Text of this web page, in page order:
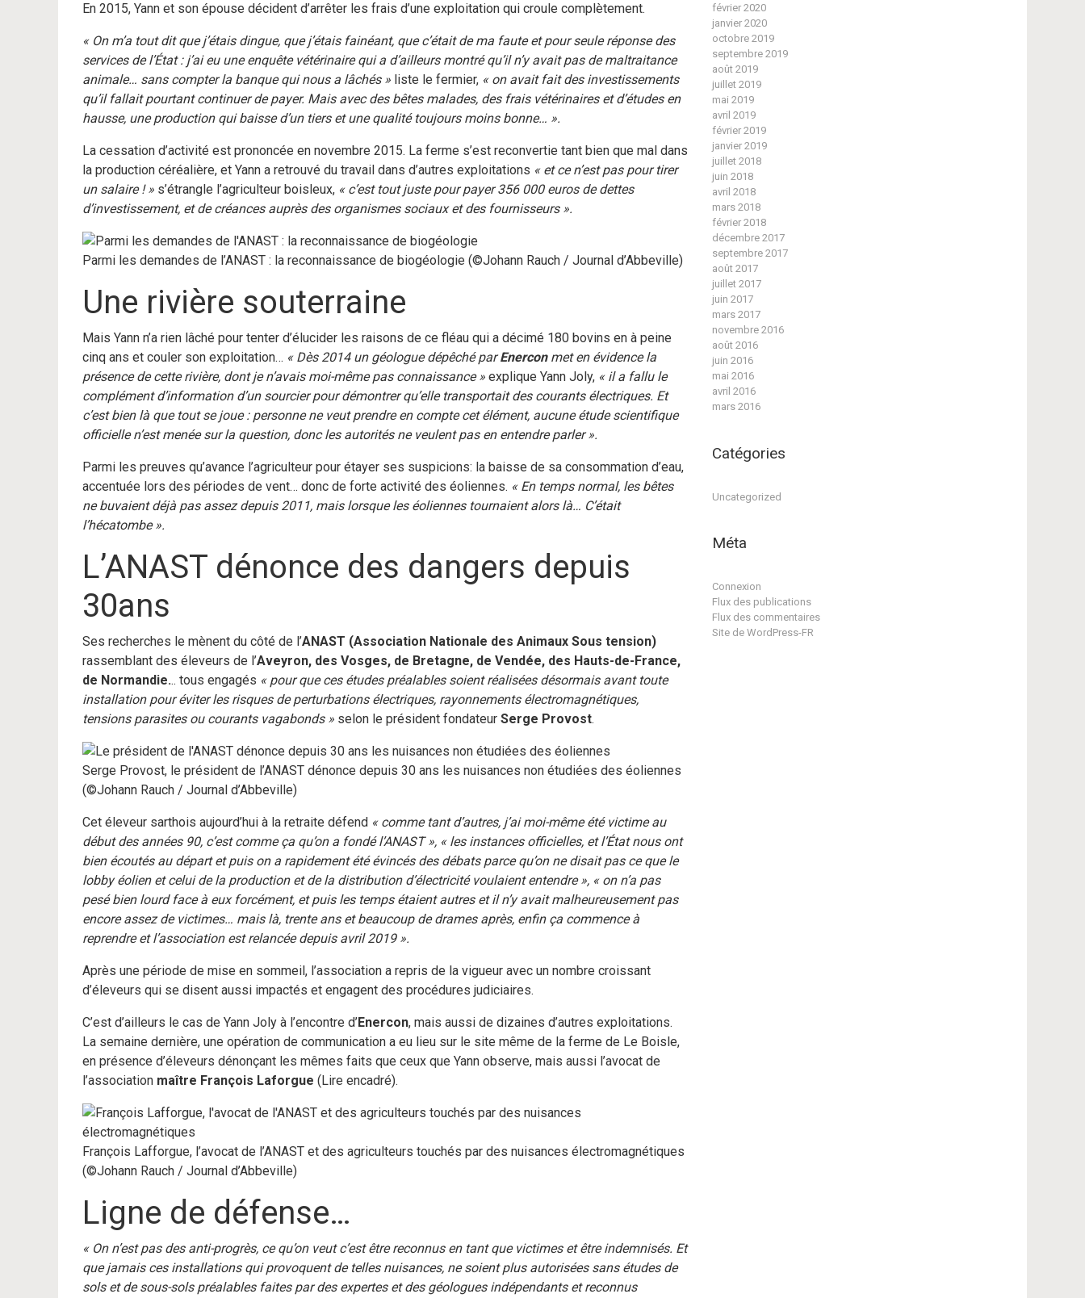
En 2015, Yann et son épouse décident d’arrêter les frais d’une exploitation qui croule complètement.
« On m’a tout dit que j’étais dingue, que j’étais fainéant, que c’était de ma faute et pour seule réponse des
services de l’État : j’ai eu une enquête vétérinaire qui a d’ailleurs montré qu’il n’y avait pas de maltraitance
animale… sans compter la banque qui nous a lâchés » liste le fermier, « on avait fait des investissements
qu’il fallait pourtant continuer de payer. Mais avec des bêtes malades, des frais vétérinaires et d’études en
hausse, une production qui baisse d’un tiers et une qualité toujours moins bonne… ».
La cessation d’activité est prononcée en novembre 2015. La ferme s’est reconvertie tant bien que mal dans
la production céréalière, et Yann a retrouvé du travail dans d’autres exploitations « et ce n’est pas pour tirer
un salaire ! » s’étrangle l’agriculteur boisleux, « c’est tout juste pour payer 356 000 euros de dettes
d’investissement, et de créances auprès des organismes sociaux et des fournisseurs ».
Parmi les demandes de l’ANAST : la reconnaissance de biogéologie (©Johann Rauch / Journal d’Abbeville)
Une rivière souterraine
Mais Yann n’a rien lâché pour tenter d’élucider les raisons de ce fléau qui a décimé 180 bovins en à peine
cinq ans et couler son exploitation… « Dès 2014 un géologue dépêché parEnerconmet en évidence la
présence de cette rivière, dont je n’avais moi-même pas connaissance » explique Yann Joly, « il a fallu le
complément d’information d’un sourcier pour démontrer qu’elle transportait des courants électriques. Et
c’est bien là que tout se joue : personne ne veut prendre en compte cet élément, aucune étude scientifique
officielle n’est menée sur la question, donc les autorités ne veulent pas en entendre parler ».
Parmi les preuves qu’avance l’agriculteur pour étayer ses suspicions: la baisse de sa consommation d’eau,
accentuée lors des périodes de vent… donc de forte activité des éoliennes. « En temps normal, les bêtes
ne buvaient déjà pas assez depuis 2011, mais lorsque les éoliennes tournaient alors là… C’était
l’hécatombe ».
L’ANAST dénonce des dangers depuis
30ans
Ses recherches le mènent du côté de l’ANAST (Association Nationale des Animaux Sous tension)
rassemblant des éleveurs de l’Aveyron, des Vosges, de Bretagne, de Vendée, des Hauts-de-France,
de Normandie... tous engagés « pour que ces études préalables soient réalisées désormais avant toute
installation pour éviter les risques de perturbations électriques, rayonnements électromagnétiques,
tensions parasites ou courants vagabonds » selon le président fondateur Serge Provost.
Serge Provost, le président de l’ANAST dénonce depuis 30 ans les nuisances non étudiées des éoliennes
(©Johann Rauch / Journal d’Abbeville)
Cet éleveur sarthois aujourd’hui à la retraite défend « comme tant d’autres, j’ai moi-même été victime au
début des années 90, c’est comme ça qu’on a fondé l’ANAST », « les instances officielles, et l’État nous ont
bien écoutés au départ et puis on a rapidement été évincés des débats parce qu’on ne disait pas ce que le
lobby éolien et celui de la production et de la distribution d’électricité voulaient entendre », « on n’a pas
pesé bien lourd face à eux forcément, et puis les temps étaient autres et il n’y avait malheureusement pas
encore assez de victimes… mais là, trente ans et beaucoup de drames après, enfin ça commence à
reprendre et l’association est relancée depuis avril 2019 ».
Après une période de mise en sommeil, l’association a repris de la vigueur avec un nombre croissant
d’éleveurs qui se disent aussi impactés et engagent des procédures judiciaires.
C’est d’ailleurs le cas de Yann Joly à l’encontre d’Enercon, mais aussi de dizaines d’autres exploitations.
La semaine dernière, une opération de communication a eu lieu sur le site même de la ferme de Le Boisle,
en présence d’éleveurs dénonçant les mêmes faits que ceux que Yann observe, mais aussi l’avocat de
l’association maître François Laforgue (Lire encadré).
François Lafforgue, l’avocat de l’ANAST et des agriculteurs touchés par des nuisances électromagnétiques
(©Johann Rauch / Journal d’Abbeville)
Ligne de défense…
« On n’est pas des anti-progrès, ce qu’on veut c’est être reconnus en tant que victimes et être indemnisés. Et
que jamais ces installations qui provoquent de telles nuisances, ne soient plus autorisées sans études de
sols et de sous-sols préalables faites par des expertes et des géologues indépendants et reconnus
février 2020
janvier 2020
octobre 2019
septembre 2019
août 2019
juillet 2019
mai 2019
avril 2019
février 2019
janvier 2019
juillet 2018
juin 2018
avril 2018
mars 2018
février 2018
décembre 2017
septembre 2017
août 2017
juillet 2017
juin 2017
mars 2017
novembre 2016
août 2016
juin 2016
mai 2016
avril 2016
mars 2016
Catégories
Uncategorized
Méta
Connexion
Flux des publications
Flux des commentaires
Site de WordPress-FR